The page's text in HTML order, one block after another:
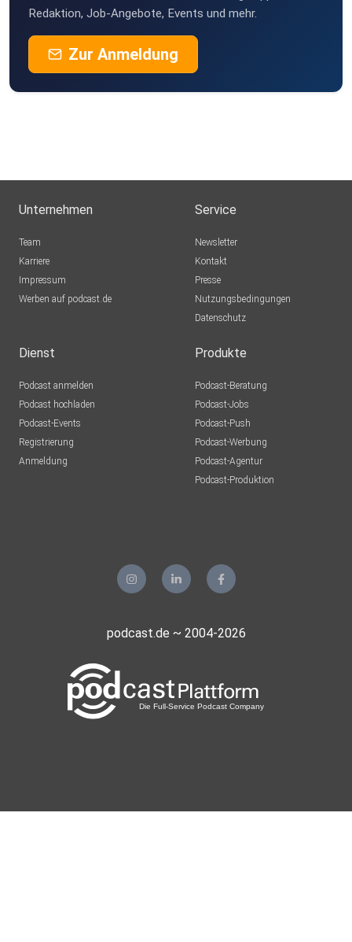
Redaktion, Job-Angebote, Events und mehr.
Zur Anmeldung
Unternehmen
Team
Karriere
Impressum
Werben auf podcast.de
Service
Newsletter
Kontakt
Presse
Nutzungsbedingungen
Datenschutz
Dienst
Podcast anmelden
Podcast hochladen
Podcast-Events
Registrierung
Anmeldung
Produkte
Podcast-Beratung
Podcast-Jobs
Podcast-Push
Podcast-Werbung
Podcast-Agentur
Podcast-Produktion
podcast.de ~ 2004-2026